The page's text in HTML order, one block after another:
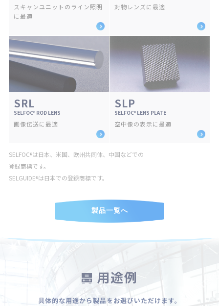
スキャンユニットのライン照明
に最適
対物レンズに最適
SRL
SELFOC® ROD LENS
画像伝送に最適
SLP
SELFOC® LENS PLATE
空中像の表示に最適
SELFOC®は日本、米国、欧州共同体、中国などでの
登録商標です。
SELGUIDE®は日本での登録商標です。
製品一覧へ
用途例
具体的な用途から製品をお選びいただけます。